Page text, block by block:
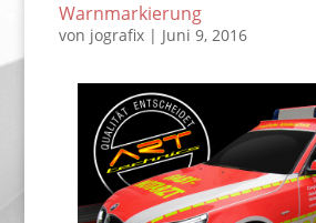
Warnmarkierung
von jografix| Juni 9, 2016